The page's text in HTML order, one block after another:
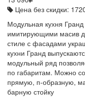
Цена без скидки:
Модульная кухня
имитирующими масив
стиле с фасадами
кухни Гранд
модульный ряд
по габаритам. Можно
прямую, п-образную,
барную стойку